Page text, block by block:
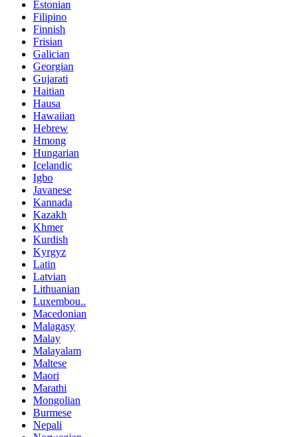
Estonian
Filipino
Finnish
Frisian
Galician
Georgian
Gujarati
Haitian
Hausa
Hawaiian
Hebrew
Hmong
Hungarian
Icelandic
Igbo
Javanese
Kannada
Kazakh
Khmer
Kurdish
Kyrgyz
Latin
Latvian
Lithuanian
Luxembou..
Macedonian
Malagasy
Malay
Malayalam
Maltese
Maori
Marathi
Mongolian
Burmese
Nepali